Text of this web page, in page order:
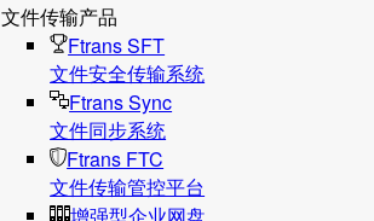
文件传输产品
Ftrans SFT
文件安全传输系统
Ftrans Sync
文件同步系统
Ftrans FTC
文件传输管控平台